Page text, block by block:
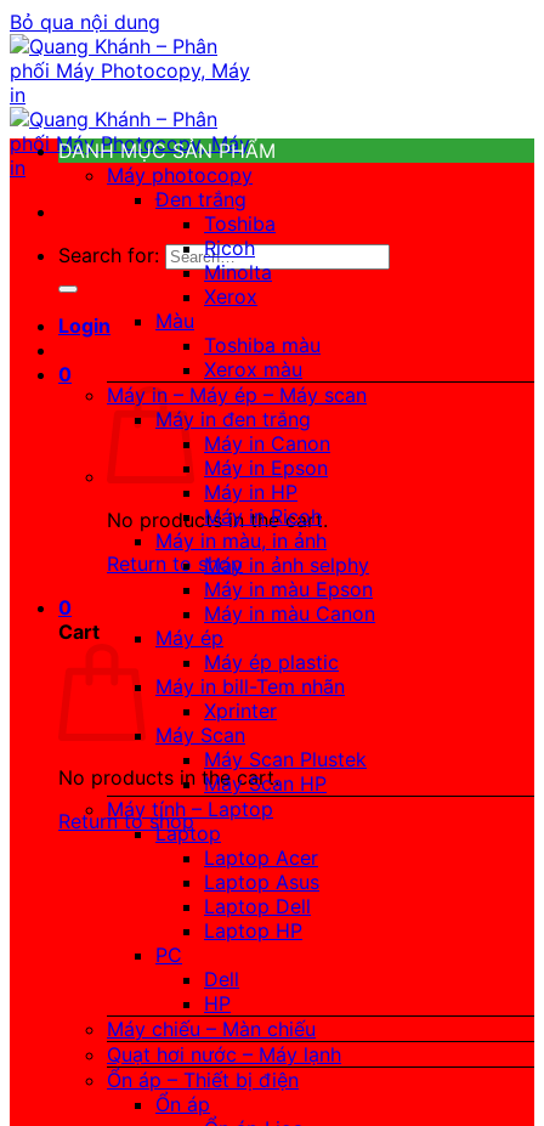
Bỏ qua nội dung
Search for:
Login
0
No products in the cart.
Return to shop
0
Cart
No products in the cart.
Return to shop
DANH MỤC SẢN PHẨM
Máy photocopy
Đen trắng
Toshiba
Ricoh
Minolta
Xerox
Màu
Toshiba màu
Xerox màu
Máy in – Máy ép – Máy scan
Máy in đen trắng
Máy in Canon
Máy in Epson
Máy in HP
Máy in Ricoh
Máy in màu, in ảnh
Máy in ảnh selphy
Máy in màu Epson
Máy in màu Canon
Máy ép
Máy ép plastic
Máy in bill-Tem nhãn
Xprinter
Máy Scan
Máy Scan Plustek
Máy Scan HP
Máy tính – Laptop
Laptop
Laptop Acer
Laptop Asus
Laptop Dell
Laptop HP
PC
Dell
HP
Máy chiếu – Màn chiếu
Quạt hơi nước – Máy lạnh
Ổn áp – Thiết bị điện
Ổn áp